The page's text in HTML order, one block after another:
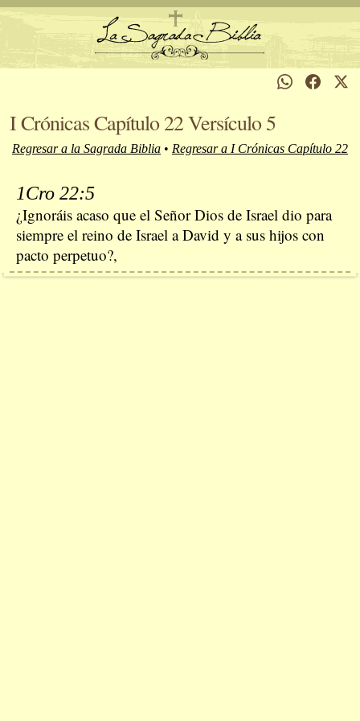
I Crónicas Capítulo 22 Versículo 5
Regresar a la Sagrada Biblia • Regresar a I Crónicas Capítulo 22
1Cro 22:5
¿Ignoráis acaso que el Señor Dios de Israel dio para
siempre el reino de Israel a David y a sus hijos con
pacto perpetuo?,